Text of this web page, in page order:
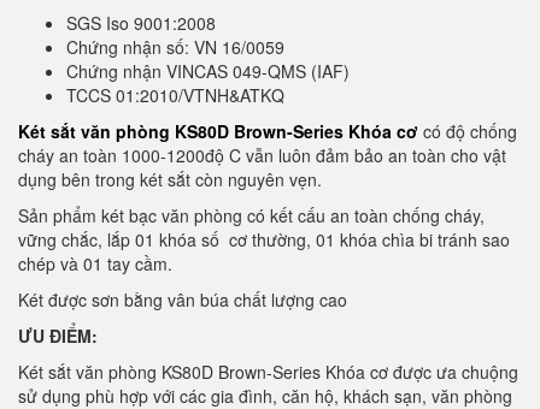
SGS Iso 9001:2008
Chứng nhận số: VN 16/0059
Chứng nhận VINCAS 049-QMS (IAF)
TCCS 01:2010/VTNH&ATKQ
Két sắt văn phòng KS80D Brown-Series Khóa cơ có độ chống
cháy an toàn 1000-1200độ C vẫn luôn đảm bảo an toàn cho vật
dụng bên trong két sắt còn nguyên vẹn.
Sản phẩm két bạc văn phòng có kết cấu an toàn chống cháy,
vững chắc, lắp 01 khóa số cơ thường, 01 khóa chìa bi tránh sao
chép và 01 tay cầm.
Két được sơn bằng vân búa chất lượng cao
ƯU ĐIỂM:
Két sắt văn phòng KS80D Brown-Series Khóa cơ được ưa chuộng
sử dụng phù hợp với các gia đình, căn hộ, khách sạn, văn phòng